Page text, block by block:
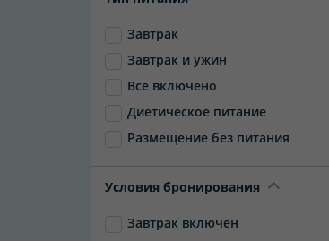
Завтрак
Завтрак и ужин
Все включено
Диетическое питание
Размещение без питания
Условия бронирования
Завтрак включен